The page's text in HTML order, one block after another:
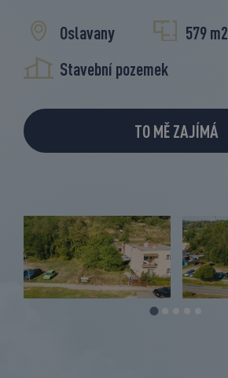
Oslavany
579 m2
Stavební pozemek
TO MĚ ZAJÍMÁ